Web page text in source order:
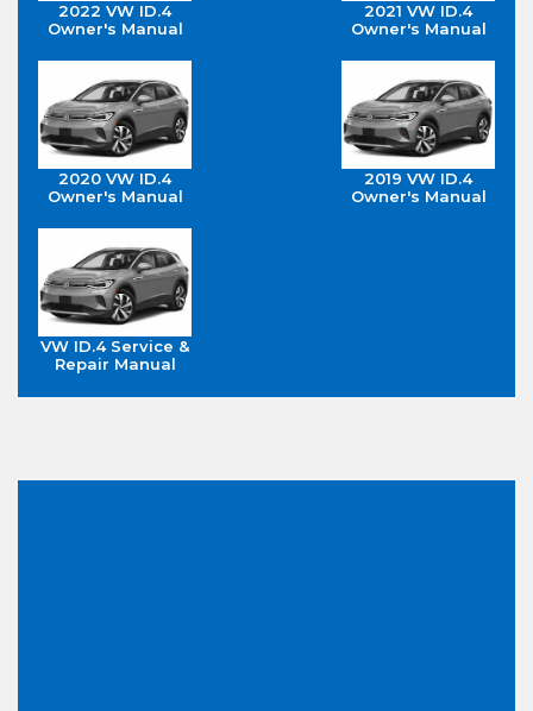
2022 VW ID.4
Owner's Manual
2021 VW ID.4
Owner's Manual
2020 VW ID.4
Owner's Manual
2019 VW ID.4
Owner's Manual
VW ID.4 Service &
Repair Manual